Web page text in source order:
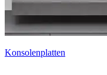
Konsolenplatten